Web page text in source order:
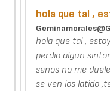
hola que tal ,
hola que tal ,
perdio algun
senos no me
se ven los latido